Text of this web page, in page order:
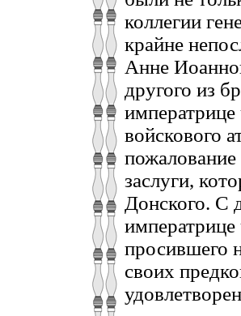
коллегии
крайне
Анне
другого из
войскового
пожалование
заслуги,
Донского. С
просившего
своих